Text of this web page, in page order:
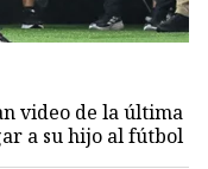
video de la última
a su hijo al fútbol